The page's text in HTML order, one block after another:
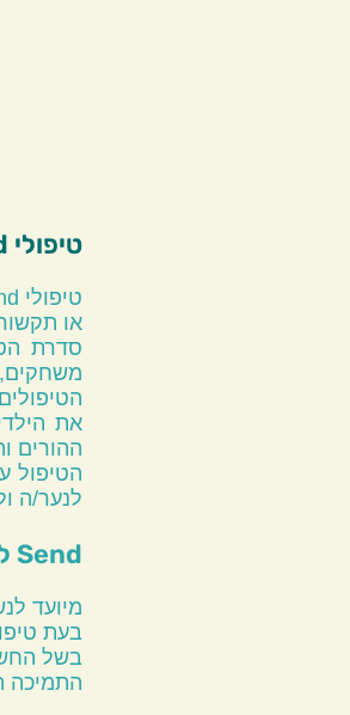
טיפולי Send לילדים ולבני נוער​
או
סדרת
את
ההורים
הטיפול
לנער/ה
Send לנשים בטיפולי פוריות
מיועד
בעת
התמיכה